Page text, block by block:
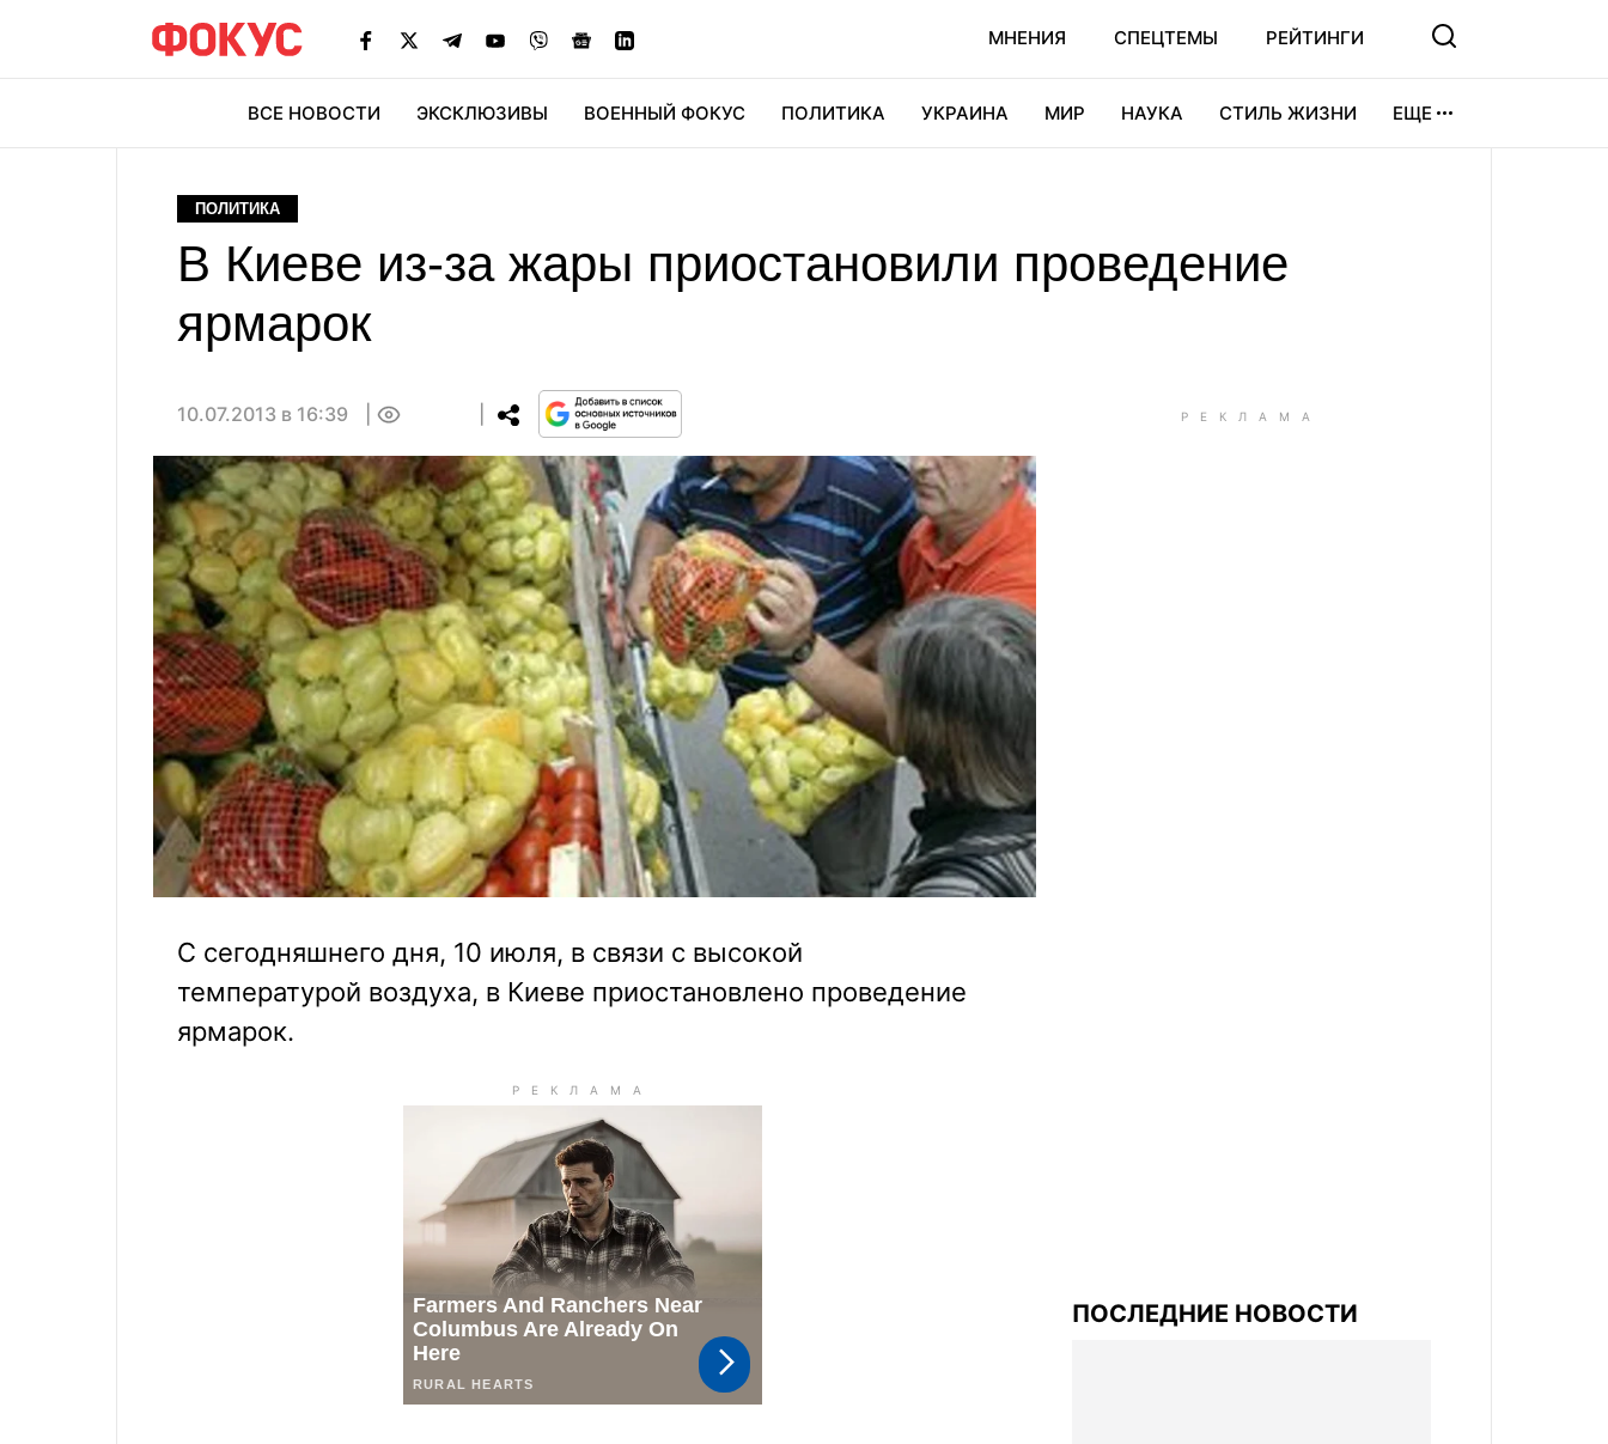
МНЕНИЯ СПЕЦТЕМЫ РЕЙТИНГИ
ВСЕ НОВОСТИ ЭКСКЛЮЗИВЫ ВОЕННЫЙ ФОКУС ПОЛИТИКА УКРАИНА МИР НАУКА СТИЛЬ ЖИЗНИ ЕЩЕ
ПОЛИТИКА
В Киеве из-за жары приостановили проведение
ярмарок
10.07.2013 в 16:39
С сегодняшнего дня, 10 июля, в связи с высокой
температурой воздуха, в Киеве приостановлено проведение
ярмарок.
ПОСЛЕДНИЕ НОВОСТИ